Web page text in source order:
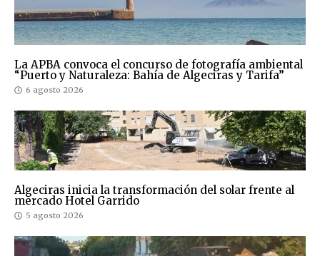
La APBA convoca el concurso de fotografía ambiental
“Puerto y Naturaleza: Bahía de Algeciras y Tarifa”
6 agosto 2026
Algeciras inicia la transformación del solar frente al
mercado Hotel Garrido
5 agosto 2026